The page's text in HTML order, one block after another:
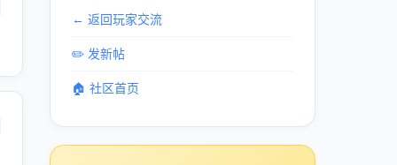
← 返回玩家交流
✏️ 发新帖
🏠 社区首页